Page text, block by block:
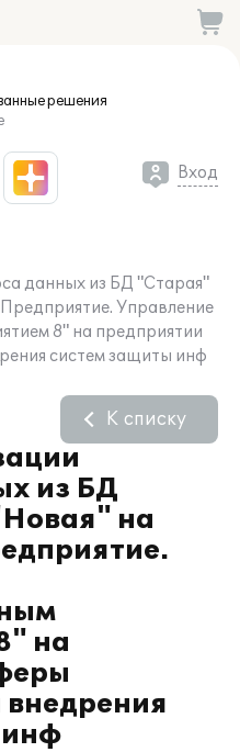
решения
Вход
данных из БД "Старая"
Управление
8" на предприятии
систем защиты инф
из БД
на
на
внедрения
инф
К списку